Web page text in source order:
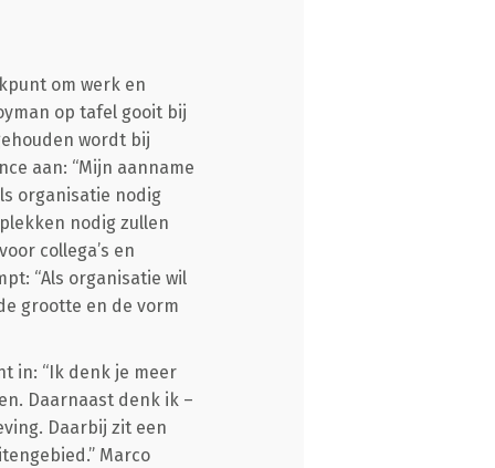
om werk en
op tafel gooit bij
wordt bij
aan: “Mijn aanname
organisatie nodig
nodig zullen
collega’s en
“Als organisatie wil
grootte en de vorm
in: “Ik denk je meer
Daarnaast denk ik –
Daarbij zit een
Marco